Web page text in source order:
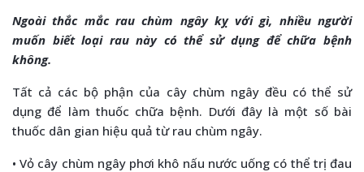
Ngoài thắc mắc rau chùm ngây kỵ với gì, nhiều người
muốn biết loại rau này có thể sử dụng để chữa bệnh
không.
Tất cả các bộ phận của cây chùm ngây đều có thể sử
dụng để làm thuốc chữa bệnh. Dưới đây là một số bài
thuốc dân gian hiệu quả từ rau chùm ngây.
• Vỏ cây chùm ngây phơi khô nấu nước uống có thể trị đau